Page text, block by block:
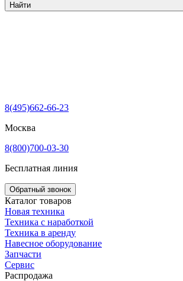
Найти
8(495)662-66-23
Москва
8(800)700-03-30
Бесплатная линия
Обратный звонок
Каталог товаров
Новая техника
Техника с наработкой
Техника в аренду
Навесное оборудование
Запчасти
Сервис
Распродажа